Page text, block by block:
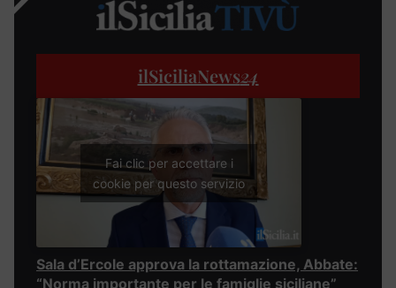
ilSiciliaNews24
Fai clic per accettare i
cookie per questo servizio
Sala d’Ercole approva la rottamazione, Abbate:
“Norma importante per le famiglie siciliane”